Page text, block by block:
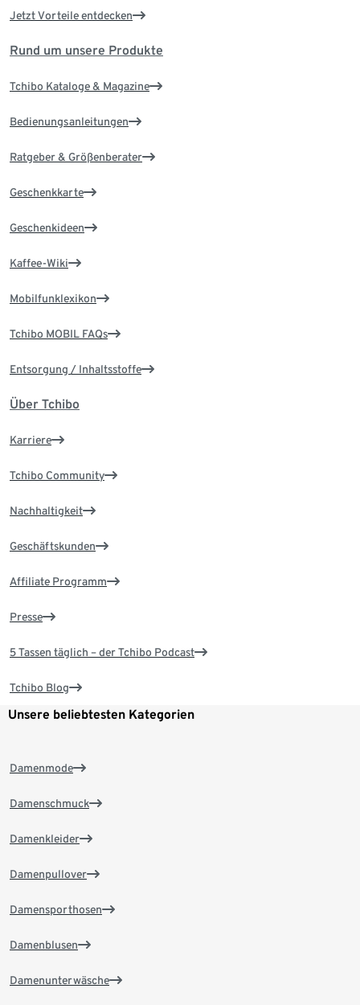
Jetzt Vorteile entdecken
Rund um unsere Produkte
Tchibo Kataloge & Magazine
Bedienungsanleitungen
Ratgeber & Größenberater
Geschenkkarte
Geschenkideen
Kaffee-Wiki
Mobilfunklexikon
Tchibo MOBIL FAQs
Entsorgung / Inhaltsstoffe
Über Tchibo
Karriere
Tchibo Community
Nachhaltigkeit
Geschäftskunden
Affiliate Programm
Presse
5 Tassen täglich – der Tchibo Podcast
Tchibo Blog
Unsere beliebtesten Kategorien
Damenmode
Damenschmuck
Damenkleider
Damenpullover
Damensporthosen
Damenblusen
Damenunterwäsche